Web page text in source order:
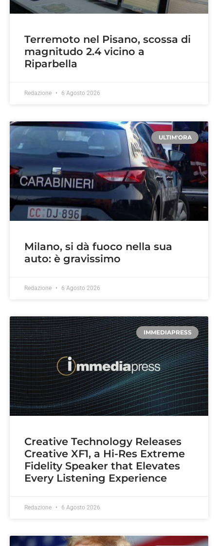
Terremoto nel Pisano, scossa di
magnitudo 2.4 vicino a
Riparbella
Redazione 6 Agosto 2026
ULTIM'ORA
Milano, si dà fuoco nella sua
auto: è gravissimo
Redazione 6 Agosto 2026
IMMEDIAPRESS
Creative Technology Releases
Creative XF1, a Hi-Res Extreme
Fidelity Speaker that Elevates
Every Listening Experience
Redazione 6 Agosto 2026